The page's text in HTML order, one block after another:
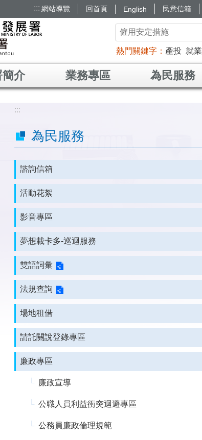
::: 網站導覽 回首頁 English 民意信箱
熱門關鍵字 產投 就業
介 業務專區 為民服務
:::
為民服務
諮詢信箱
活動花絮
影音專區
夢想載卡多-巡迴服務
雙語詞彙
法規查詢
場地租借
請託關說登錄專區
廉政專區
廉政宣導
公職人員利益衝突迴避專區
公務員廉政倫理規範